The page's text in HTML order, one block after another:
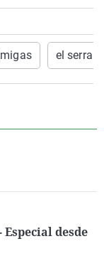
el
Especial desde